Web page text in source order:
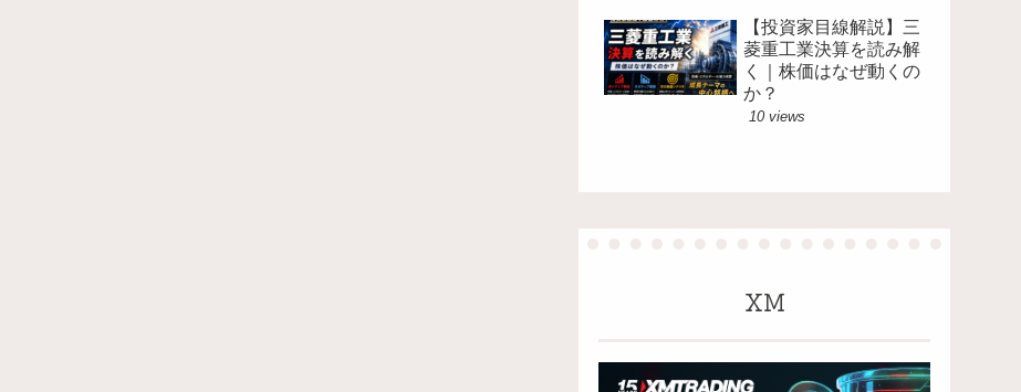
【投資家目線解説】三
菱重工業決算を読み解
く｜株価はなぜ動くの
か？
10 views
XM